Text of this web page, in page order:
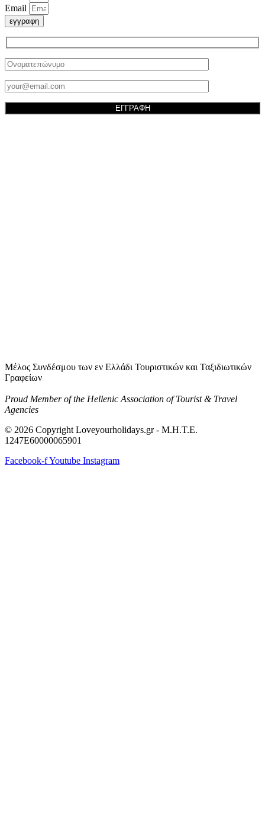
Email
εγγραφη
Μέλος Συνδέσμου των εν Ελλάδι Τουριστικών και Ταξιδιωτικών
Γραφείων
Proud Member of the Hellenic Association of Tourist & Travel
Agencies
© 2026 Copyright Loveyourholidays.gr - M.H.T.E.
1247Ε60000065901
Facebook-fYoutube Instagram